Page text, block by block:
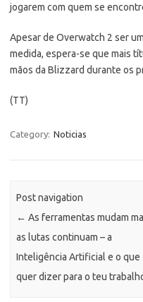
jogarem com quem se
Apesar de Overwatch 2 ser
medida, espera-se que mais
mãos da Blizzard durante os
(TT)
Category: Noticias
Post navigation
← As ferramentas mudam
as lutas continuam – a
Inteligência Artificial e o que
quer dizer para o teu